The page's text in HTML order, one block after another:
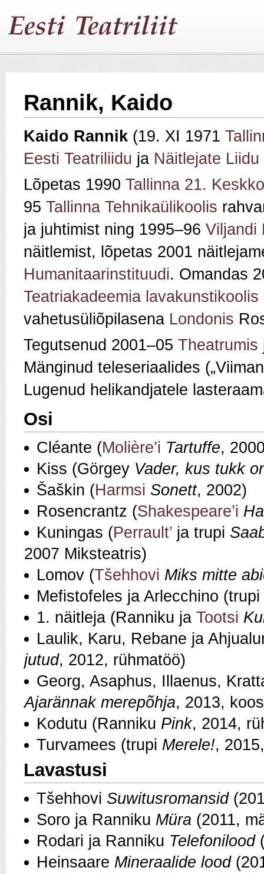
Rannik, Kaido
Kaido Rannik (19. XI 1971
Eesti Teatriliidu ja Näitlejate Liidu
Lõpetas 1990 Tallinna 21.
95 Tallinna Tehnikaülikoolis
ja juhtimist ning 1995–96 Viljandi
näitlemist, lõpetas 2001
Humanitaarinstituudi. Omandas
Teatriakadeemia lavakunstikoolis
vahetusüliõpilasena Londonis
Tegutsenud 2001–05 Theatrumis
Mänginud teleseriaalides
Lugenud helikandjatele
Osi
Cléante (Molière’i Tartuffe,
Kiss (Görgey Vader, kus tukk
Šaškin (Harmsi Sonett, 2002)
Rosencrantz (Shakespeare’i
Kuningas (Perrault’ ja trupi
2007 Miksteatris)
Lomov (Tšehhovi Miks mitte
Mefistofeles ja Arlecchino (trupi
1. näitleja (Ranniku ja Tootsi
Laulik, Karu, Rebane ja
jutud, 2012, rühmatöö)
Georg, Asaphus, Illaenus,
Ajarännak merepõhja, 2013,
Kodutu (Ranniku Pink, 2014,
Turvamees (trupi Merele!,
Lavastusi
Tšehhovi Suwitusromansid
Soro ja Ranniku Müra (2011,
Rodari ja Ranniku Telefonilood
Heinsaare Mineraalide lood